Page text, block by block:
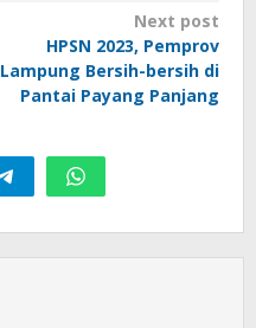
Next post
HPSN 2023, Pemprov
Lampung Bersih-bersih di
Pantai Payang Panjang